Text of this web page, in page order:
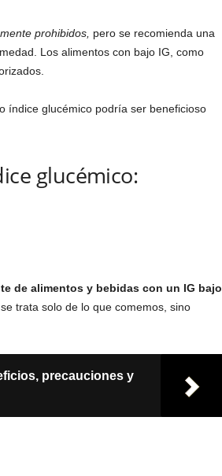
prohibidos, pero se recomienda una
Los alimentos con bajo IG, como
índice glucémico podría ser beneficioso
glucémico:
de alimentos y bebidas con un IG bajo
trata solo de lo que comemos, sino
precauciones y